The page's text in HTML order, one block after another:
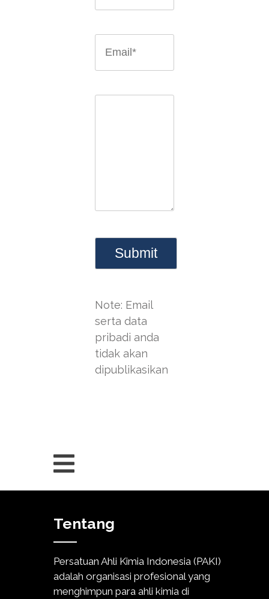
Note: Email
serta data
pribadi anda
tidak akan
dipublikasikan
Tentang
Persatuan Ahli Kimia Indonesia (PAKI)
adalah organisasi profesional yang
menghimpun para ahli kimia di